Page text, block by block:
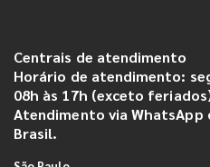
Centrais de atendimento
Horário de atendimento:
08h às 17h (exceto
Atendimento via
Brasil.